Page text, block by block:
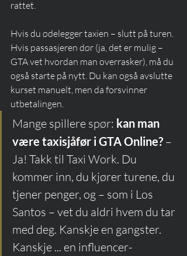
rattet.
Hvis du ødelegger taxien – slutt på turen.
Hvis passasjeren dør (ja, det er mulig –
GTA vet hvordan man overrasker), må du
også starte på nytt. Du kan også avslutte
kurset manuelt, men da forsvinner
utbetalingen.
Mange spillere spør: kan man
være taxisjåfør i GTA Online? –
Ja! Takk til Taxi Work. Du
kommer inn, du kjører turene, du
tjener penger, og – som i Los
Santos – vet du aldri hvem du tar
med deg. Kanskje en gangster.
Kanskje ... en influencer-